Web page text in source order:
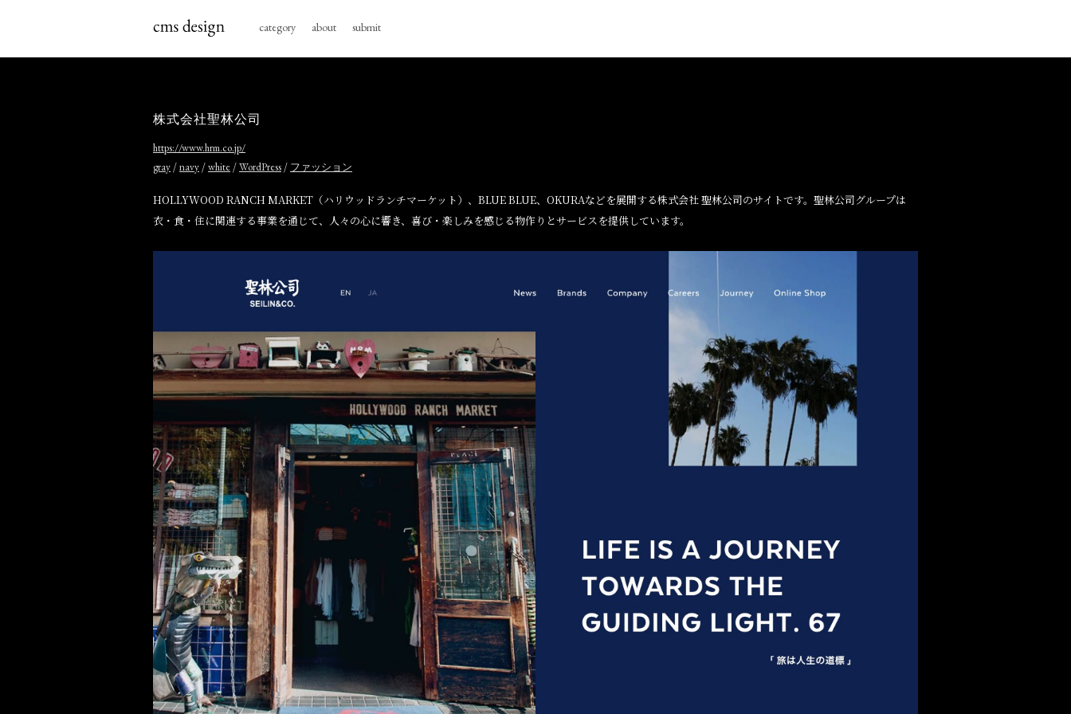
category about submit
株式会社聖林公司
https://www.hrm.co.jp/
gray /navy /white /WordPress / ファッション
HOLLYWOOD RANCH MARKET（ハリウッドランチマーケット）、BLUE BLUE、OKURAなどを展開する株式会社 聖林公司のサイトです。聖林公司グループは
衣・食・住に関連する事業を通じて、人々の心に響き、喜び・楽しみを感じる物作りとサービスを提供しています。